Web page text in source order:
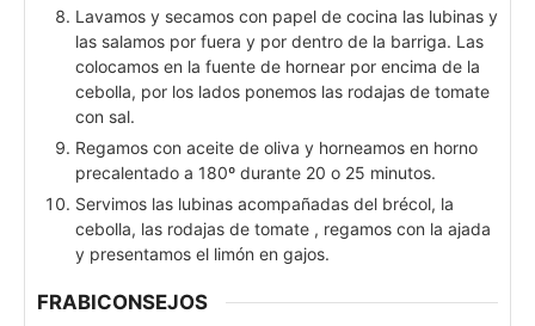
Lavamos y secamos con papel de cocina las lubinas y
las salamos por fuera y por dentro de la barriga. Las
colocamos en la fuente de hornear por encima de la
cebolla, por los lados ponemos las rodajas de tomate
con sal.
Regamos con aceite de oliva y horneamos en horno
precalentado a 180º durante 20 o 25 minutos.
Servimos las lubinas acompañadas del brécol, la
cebolla, las rodajas de tomate , regamos con la ajada
y presentamos el limón en gajos.
FRABICONSEJOS